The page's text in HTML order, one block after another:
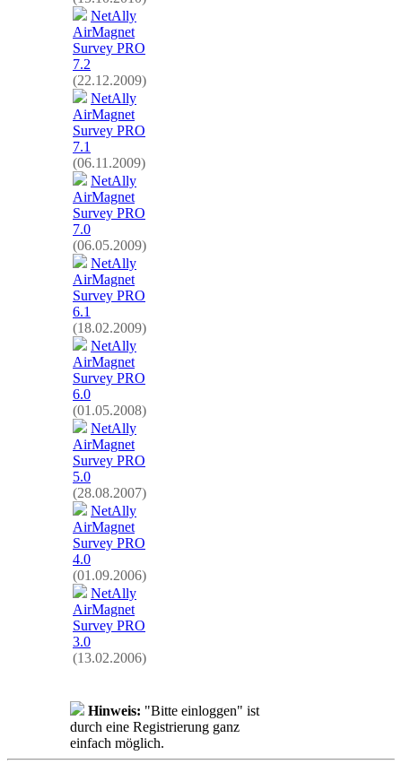
NetAlly
AirMagnet
Survey PRO
7.2
(22.12.2009)
NetAlly
AirMagnet
Survey PRO
7.1
(06.11.2009)
NetAlly
AirMagnet
Survey PRO
7.0
(06.05.2009)
NetAlly
AirMagnet
Survey PRO
6.1
(18.02.2009)
NetAlly
AirMagnet
Survey PRO
6.0
(01.05.2008)
NetAlly
AirMagnet
Survey PRO
5.0
(28.08.2007)
NetAlly
AirMagnet
Survey PRO
4.0
(01.09.2006)
NetAlly
AirMagnet
Survey PRO
3.0
(13.02.2006)
Hinweis: "Bitte einloggen" ist
durch eine Registrierung ganz
einfach möglich.